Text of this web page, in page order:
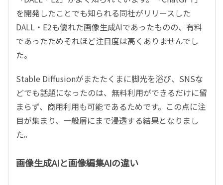
を開発したことでも知られる同社がリリースした
DALL・E2も優れた画像生成AIであったものの、有料
であったためそれほど注目度は高くありませんでし
た。
Stable Diffusionがまたたくまに脚光を浴び、SNSな
どでも話題になったのは、無料利用ができるだけに留
まらず、商用利用も可能であるためです。この点に注
目が集まり、一般層にまで浸透する結果となりまし
た。
画像生成AIと画像編集AIの違い